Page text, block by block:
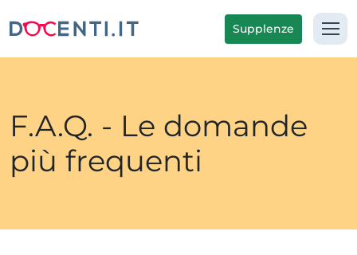
Supplenze
F.A.Q. - Le domande
più frequenti